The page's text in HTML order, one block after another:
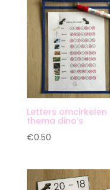
Letters omcirkelen
thema dino’s
€0.50